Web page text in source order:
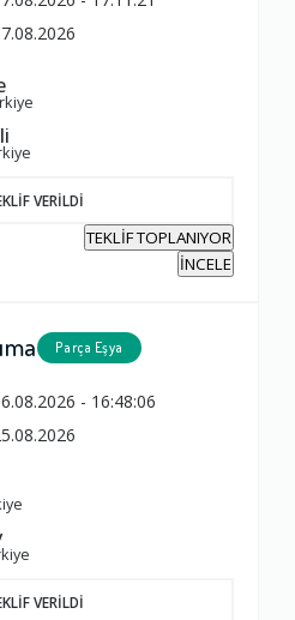
VERİLDİ
TEKLİF TOPLANIYOR
İNCELE
Parça Eşya
- 16:48:06
VERİLDİ
Dengesi